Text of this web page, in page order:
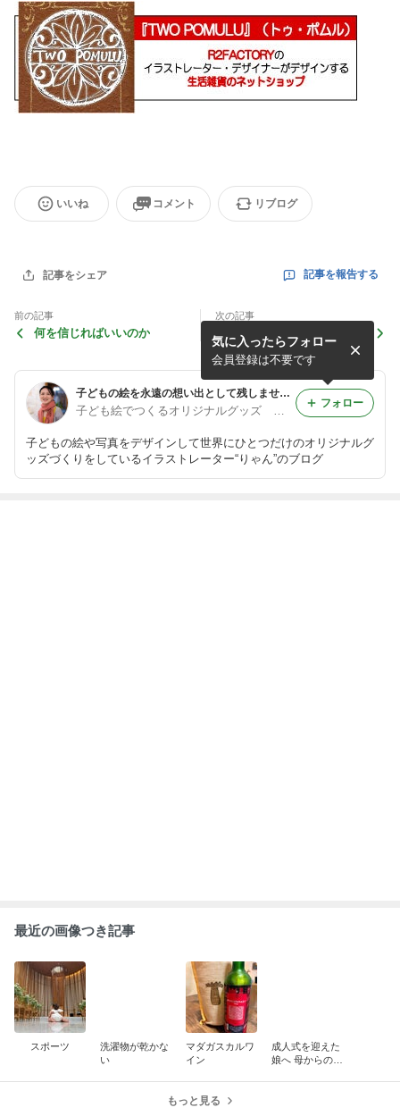
いいね コメント リブログ
記事をシェア 記事を報告する
前の記事
何を信じればいいのか
次の記事
子どもの絵を永遠の想い出として残しませんか？
子ども絵でつくるオリジナルグッズ ＠イラストレーター・りゃん
子どもの絵や写真をデザインして世界にひとつだけのオリジナルグ
ッズづくりをしているイラストレーター“りゃん”のブログ
気に入ったらフォロー
会員登録は不要です
フォロー
最近の画像つき記事
スポーツ
洗濯物が乾かな
い
マダガスカルワ
イン
成人式を迎えた
娘へ 母からの贈
もっと見る